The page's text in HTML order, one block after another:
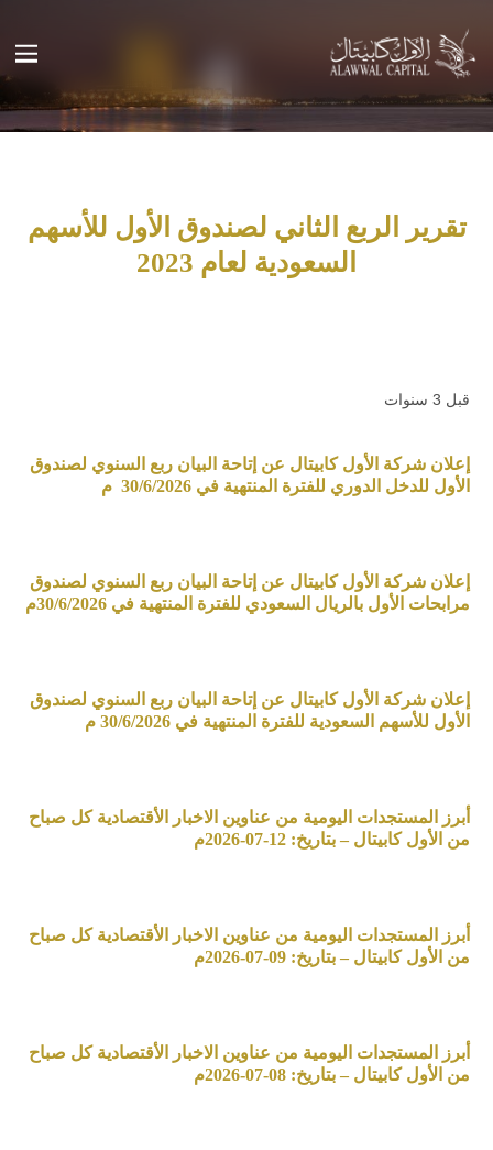
تقرير الربع الثاني لصندوق الأول للأسهم
السعودية لعام 2023
قبل 3 سنوات
إعلان شركة الأول كابيتال عن إتاحة البيان ربع السنوي لصندوق
الأول للدخل الدوري للفترة المنتهية في 30/6/2026 م
إعلان شركة الأول كابيتال عن إتاحة البيان ربع السنوي لصندوق
مرابحات الأول بالريال السعودي للفترة المنتهية في 30/6/2026م
إعلان شركة الأول كابيتال عن إتاحة البيان ربع السنوي لصندوق
الأول للأسهم السعودية للفترة المنتهية في 30/6/2026 م
أبرز المستجدات اليومية من عناوين الاخبار الأقتصادية كل صباح
من الأول كابيتال – بتاريخ: 12-07-2026م
أبرز المستجدات اليومية من عناوين الاخبار الأقتصادية كل صباح
من الأول كابيتال – بتاريخ: 09-07-2026م
أبرز المستجدات اليومية من عناوين الاخبار الأقتصادية كل صباح
من الأول كابيتال – بتاريخ: 08-07-2026م